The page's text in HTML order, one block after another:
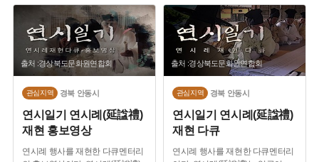
출처 :경상북도문화원연합회
관심지역 경북 안동시
연시일기 연시례(延諡禮)
재현 홍보영상
연시례 행사를 재현한 다큐멘터리
출처 :경상북도문화원연합회
관심지역 경북 안동시
연시일기 연시례(延諡禮)
재현 다큐
연시례 행사를 재현한 다큐멘터리